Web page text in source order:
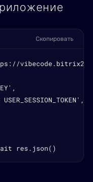
Скопировать
res.json()